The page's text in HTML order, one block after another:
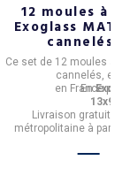
12 moules à
Exoglass
cannelés
Ce set de 12 moules à
cannelés, est
en Francepar
En
13x9cm
Livraison gratuite
métropolitaine à partir